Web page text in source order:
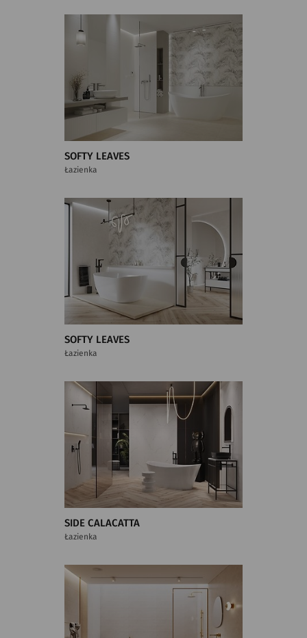
SOFTY LEAVES
Łazienka
SOFTY LEAVES
Łazienka
SIDE CALACATTA
Łazienka